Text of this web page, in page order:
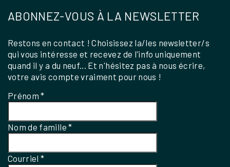
ABONNEZ-VOUS À LA NEWSLETTER
Restons en contact ! Choisissez la/les newsletter/s
qui vous intéresse et recevez de l'info uniquement
quand il y a du neuf... Et n'hésitez pas à nous écrire,
votre avis compte vraiment pour nous !
Prénom*
Nom de famille*
Courriel*